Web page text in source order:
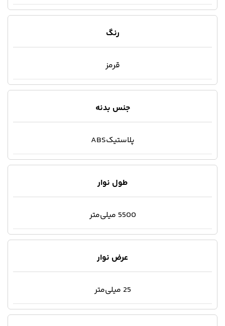
رنگ
قرمز
جنس بدنه
پلاستیکABS
طول نوار
5500 میلی‌متر
عرض نوار
25 میلی‌متر